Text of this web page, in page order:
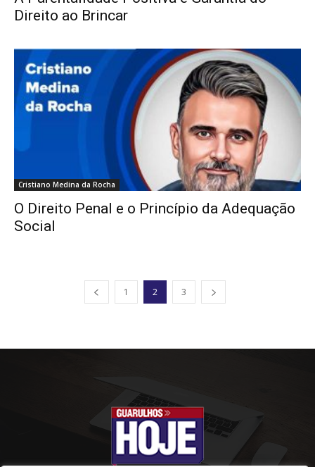
Direito ao Brincar
Cristiano Medina da Rocha
O Direito Penal e o Princípio da Adequação
Social
1 2 3